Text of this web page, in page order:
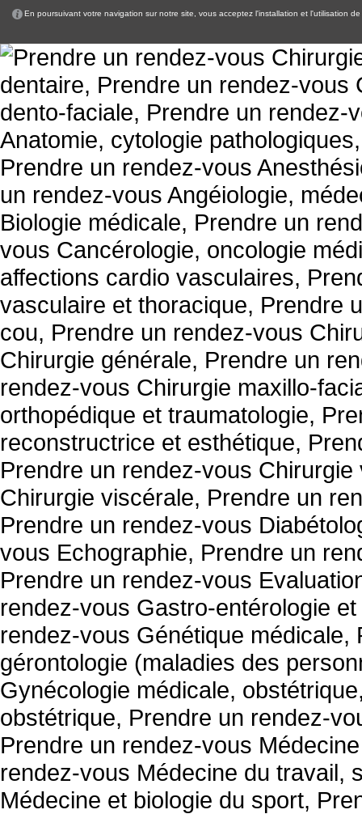
En poursuivant votre navigation sur notre site, vous acceptez l'installation et l'utilisation